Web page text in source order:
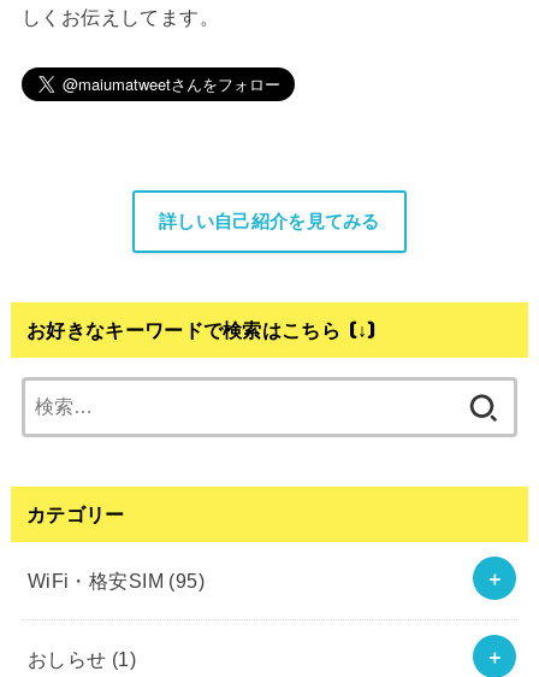
しくお伝えしてます。
詳しい自己紹介を見てみる
お好きなキーワードで検索はこちら (↓)
索:
カテゴリー
WiFi・格安SIM (95)
おしらせ (1)